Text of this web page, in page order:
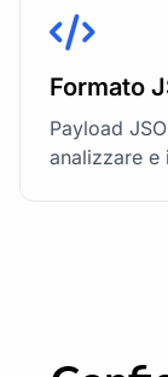
Formato
Payload
analizzare e